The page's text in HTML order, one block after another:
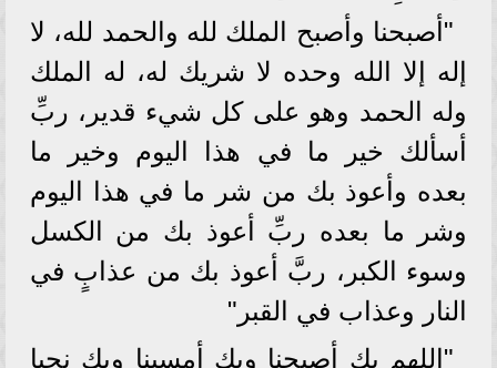
"أصبحنا وأصبح الملك لله والحمد لله، لا
إله إلا الله وحده لا شريك له، له الملك
وله الحمد وهو على كل شيء قدير، ربِّ
أسألك خير ما في هذا اليوم وخير ما
بعده وأعوذ بك من شر ما في هذا اليوم
وشر ما بعده ربِّ أعوذ بك من الكسل
وسوء الكبر، ربَّ أعوذ بك من عذابٍ في
النار وعذاب في القبر"
"اللهم بك أصبحنا وبك أمسينا وبك نحيا